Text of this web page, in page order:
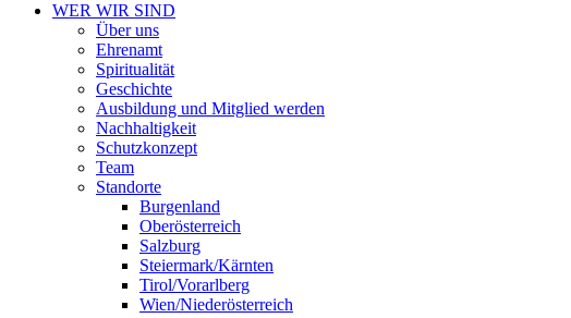
WER WIR SIND
Über uns
Ehrenamt
Spiritualität
Geschichte
Ausbildung und Mitglied werden
Nachhaltigkeit
Schutzkonzept
Team
Standorte
Burgenland
Oberösterreich
Salzburg
Steiermark/Kärnten
Tirol/Vorarlberg
Wien/Niederösterreich